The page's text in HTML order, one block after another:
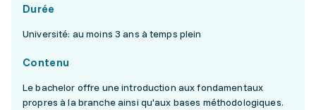
Durée
Université: au moins 3 ans à temps plein
Contenu
Le bachelor offre une introduction aux fondamentaux
propres à la branche ainsi qu'aux bases méthodologiques.